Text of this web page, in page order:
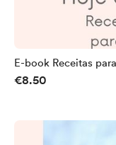
E-book Receitas
€8.50